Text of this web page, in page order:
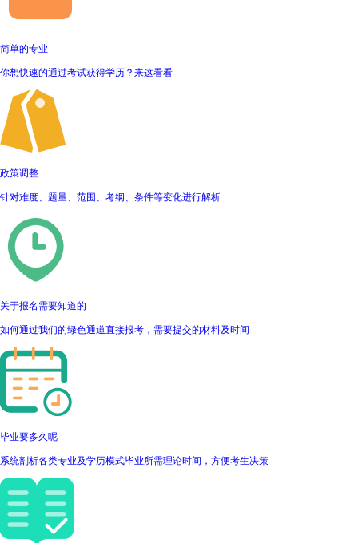
简单的专业
你想快速的通过考试获得学历？来这看看
政策调整
针对难度、题量、范围、考纲、条件等变化进行解析
关于报名需要知道的
如何通过我们的绿色通道直接报考，需要提交的材料及时间
毕业要多久呢
系统剖析各类专业及学历模式毕业所需理论时间，方便考生决策